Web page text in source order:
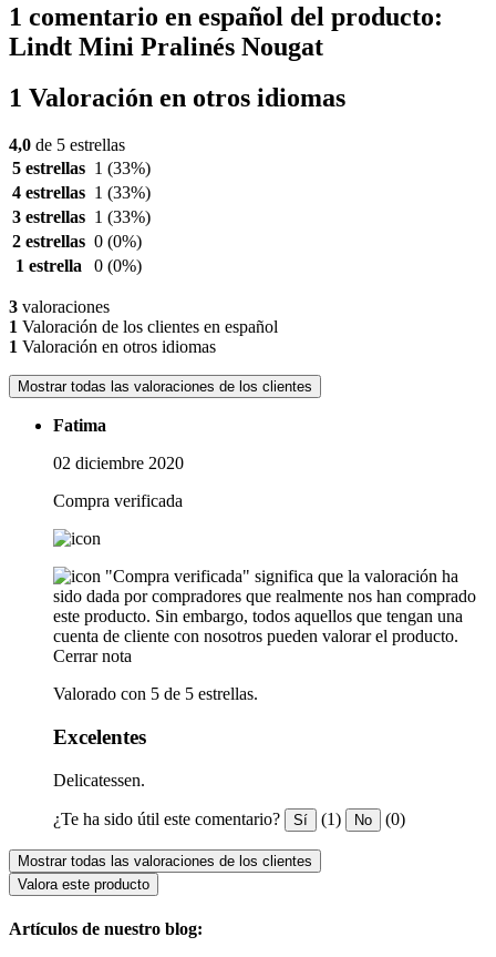
1 comentario en español del producto:
Lindt Mini Pralinés Nougat
1 Valoración en otros idiomas
4,0 de 5 estrellas
5 estrellas 1 (33%)
4 estrellas 1 (33%)
3 estrellas 1 (33%)
2 estrellas 0 (0%)
1 estrella
0 (0%)
3 valoraciones
1 Valoración de los clientes en español
1 Valoración en otros idiomas
Mostrar todas las valoraciones de los clientes
Fatima
02 diciembre 2020
Compra verificada
"Compra verificada" significa que la valoración ha
sido dada por compradores que realmente nos han comprado
este producto. Sin embargo, todos aquellos que tengan una
cuenta de cliente con nosotros pueden valorar el producto.
Cerrar nota
Valorado con 5 de 5 estrellas.
Excelentes
Delicatessen.
¿Te ha sido útil este comentario? Sí (1) No (0)
Mostrar todas las valoraciones de los clientes
Valora este producto
Artículos de nuestro blog: